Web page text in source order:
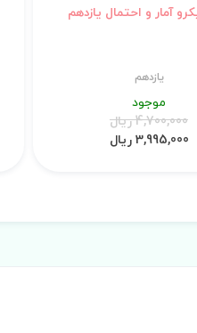
آمار و احتمال یازدهم
یازدهم
موجود
4,700,000 ریال
3,995,000 ریال